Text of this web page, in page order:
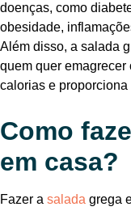
doenças, como
obesidade,
Além disso, a salada
quem quer
calorias e proporciona
Como
em casa?
Fazer a salada grega